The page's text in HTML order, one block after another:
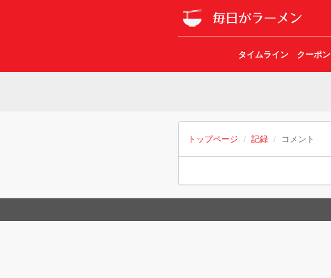
タイムライン クーポン
トップページ 記録 コメント